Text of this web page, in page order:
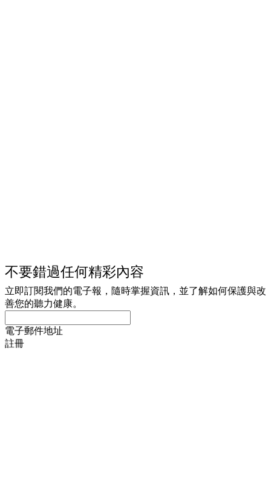
不要錯過任何精彩內容
立即訂閱我們的電子報，隨時掌握資訊，並了解如何保護與改
善您的聽力健康。
電子郵件地址
註冊